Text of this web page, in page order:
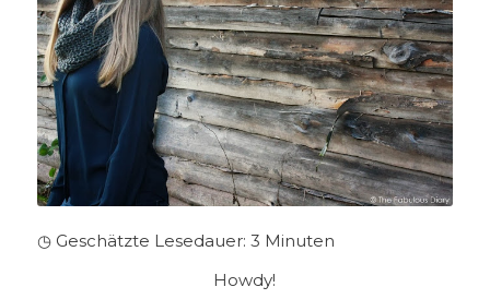
◷ Geschätzte Lesedauer: 3 Minuten
Howdy!